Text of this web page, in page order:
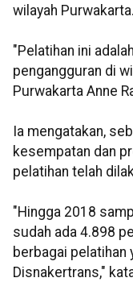
wilayah Purwakarta.
"Pelatihan ini
pengangguran di
Purwakarta Anne
Ia mengatakan,
kesempatan dan
pelatihan telah
"Hingga 2018
sudah ada 4.898
berbagai pelatihan
Disnakertrans,"